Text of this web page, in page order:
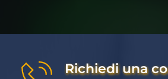
Richiedi una